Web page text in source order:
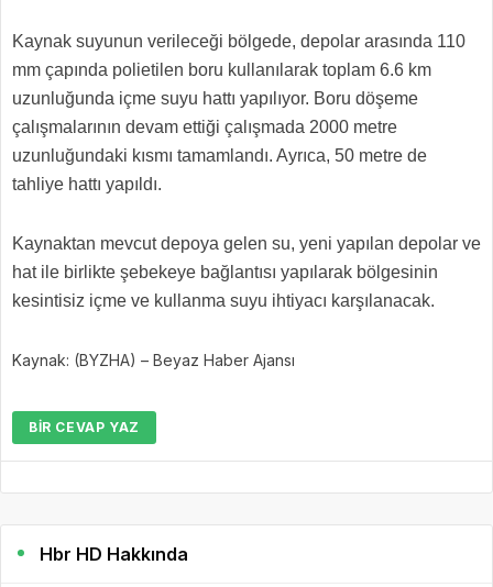
Kaynak suyunun verileceği bölgede, depolar arasında 110
mm çapında polietilen boru kullanılarak toplam 6.6 km
uzunluğunda içme suyu hattı yapılıyor. Boru döşeme
çalışmalarının devam ettiği çalışmada 2000 metre
uzunluğundaki kısmı tamamlandı. Ayrıca, 50 metre de
tahliye hattı yapıldı.
Kaynaktan mevcut depoya gelen su, yeni yapılan depolar ve
hat ile birlikte şebekeye bağlantısı yapılarak bölgesinin
kesintisiz içme ve kullanma suyu ihtiyacı karşılanacak.
Kaynak: (BYZHA) – Beyaz Haber Ajansı
BIR CEVAP YAZ
Hbr HD Hakkında